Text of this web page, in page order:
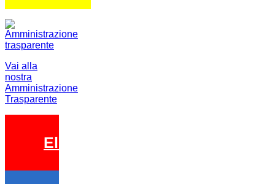
Vai alla
nostra
Amministrazione
Trasparente
Elezioni 2026